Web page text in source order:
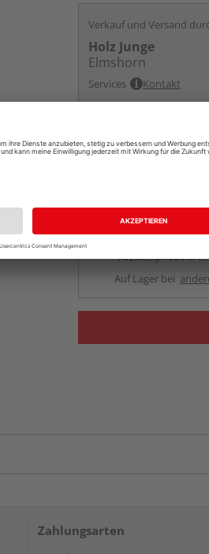
Verkauf und Versand
Holz Junge
Elmshorn
Services Kontakt
Auf
Beim Händler
Auf Lager bei
Zahlungsarten